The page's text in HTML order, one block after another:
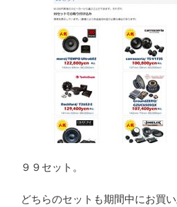
９９セット。
どちらのセットも期間中にお買